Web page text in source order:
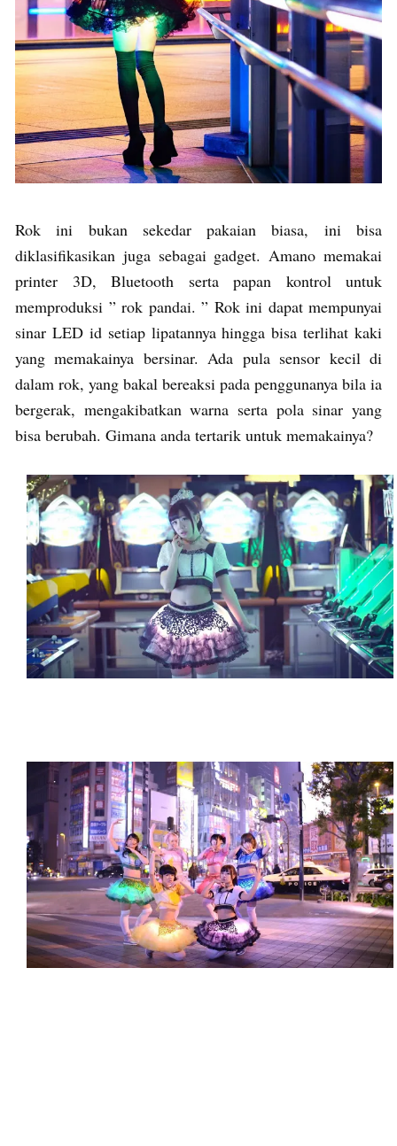
Rok ini bukan sekedar pakaian biasa, ini bisa
diklasifikasikan juga sebagai gadget. Amano memakai
printer 3D, Bluetooth serta papan kontrol untuk
memproduksi ” rok pandai. ” Rok ini dapat mempunyai
sinar LED id setiap lipatannya hingga bisa terlihat kaki
yang memakainya bersinar. Ada pula sensor kecil di
dalam rok, yang bakal bereaksi pada penggunanya bila ia
bergerak, mengakibatkan warna serta pola sinar yang
bisa berubah. Gimana anda tertarik untuk memakainya?